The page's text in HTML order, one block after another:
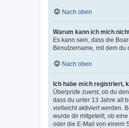
Nach oben
Warum kann ich mich
Es kann sein, dass die
Benutzername, mit dem du
Nach oben
Ich habe mich registriert,
Überprüfe zuerst, ob du
dass du unter 13 Jahre alt
vielleicht aktiviert werden.
wurde dir mitgeteilt, ob
oder die E-Mail von einem